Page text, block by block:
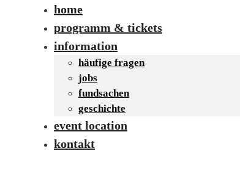
home
programm & tickets
information
häufige fragen
jobs
fundsachen
geschichte
event location
kontakt